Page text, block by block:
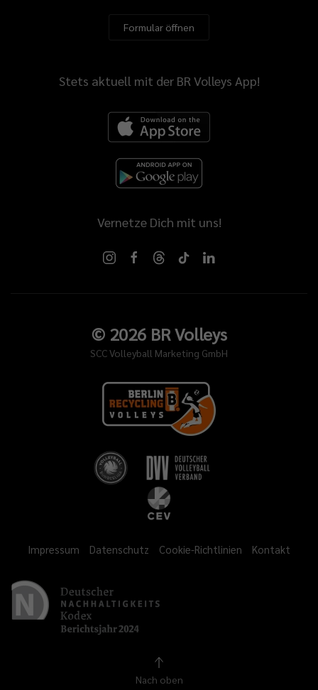
Formular öffnen
Stets aktuell mit der BR Volleys App!
Vernetze Dich mit uns!
© 2026BR Volleys
SCC Volleyball Marketing GmbH
Impressum Datenschutz Cookie-Richtlinien Kontakt
Nach oben